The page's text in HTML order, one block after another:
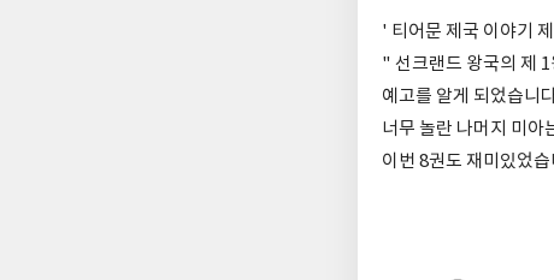
' 티어문 제국 이야기
" 선크랜드 왕국의 제
예고를 알게 되었습니
너무 놀란 나머지 미아
이번 8권도 재미있었습